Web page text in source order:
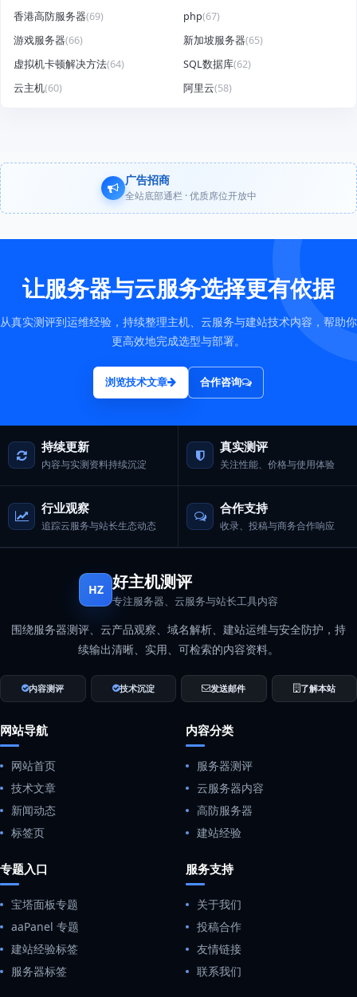
香港高防服务器(69) php(67)
游戏服务器(66) 新加坡服务器(65)
虚拟机卡顿解决方法(64) SQL数据库(62)
云主机(60) 阿里云(58)
广告招商
全站底部通栏 · 优质席位开放中
让服务器与云服务选择更有依据
从真实测评到运维经验，持续整理主机、云服务与建站技术内容，帮助你
更高效地完成选型与部署。
浏览技术文章 合作咨询
持续更新
内容与实测资料持续沉淀
真实测评
关注性能、价格与使用体验
行业观察
追踪云服务与站长生态动态
合作支持
收录、投稿与商务合作响应
HZ 好主机测评
专注服务器、云服务与站长工具内容
围绕服务器测评、云产品观察、域名解析、建站运维与安全防护，持
续输出清晰、实用、可检索的内容资料。
内容测评 技术沉淀 发送邮件 了解本站
网站导航
网站首页
技术文章
新闻动态
标签页
内容分类
服务器测评
云服务器内容
高防服务器
建站经验
专题入口
宝塔面板专题
aaPanel 专题
建站经验标签
服务器标签
服务支持
关于我们
投稿合作
友情链接
联系我们